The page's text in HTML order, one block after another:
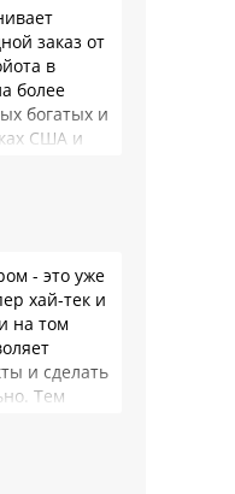
заказ от
в
более
богатых и
США и
- это уже
хай-тек и
на том
и сделать
Тем